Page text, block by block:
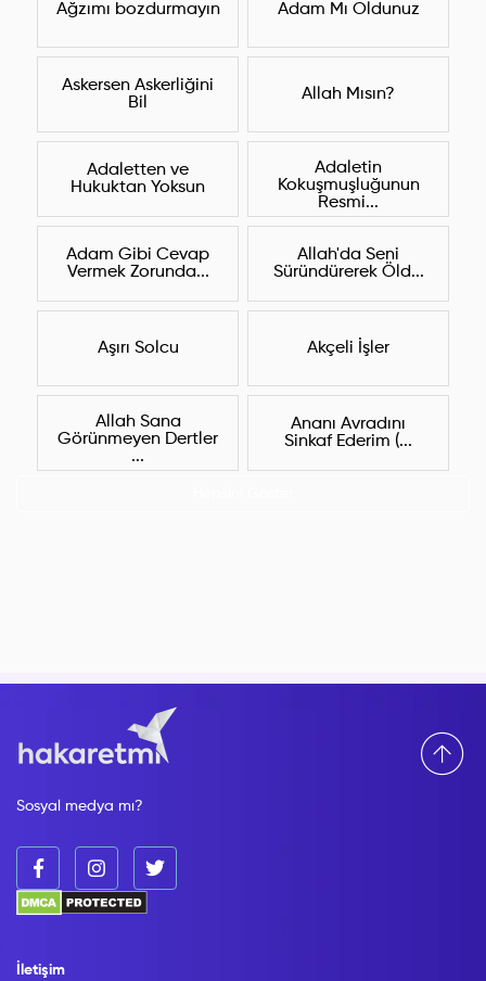
Ağzımı bozdurmayın Adam Mı Oldunuz
Askersen Askerliğini
Bil
Allah Mısın?
Adaletten ve
Hukuktan Yoksun
Adaletin
Kokuşmuşluğunun
Resmi...
Adam Gibi Cevap
Vermek Zorunda...
Allah'da Seni
Süründürerek Öld...
Aşırı Solcu Akçeli İşler
Allah Sana
Görünmeyen Dertler
...
Ananı Avradını
Sinkaf Ederim (...
Sosyal medya mı?
İletişim